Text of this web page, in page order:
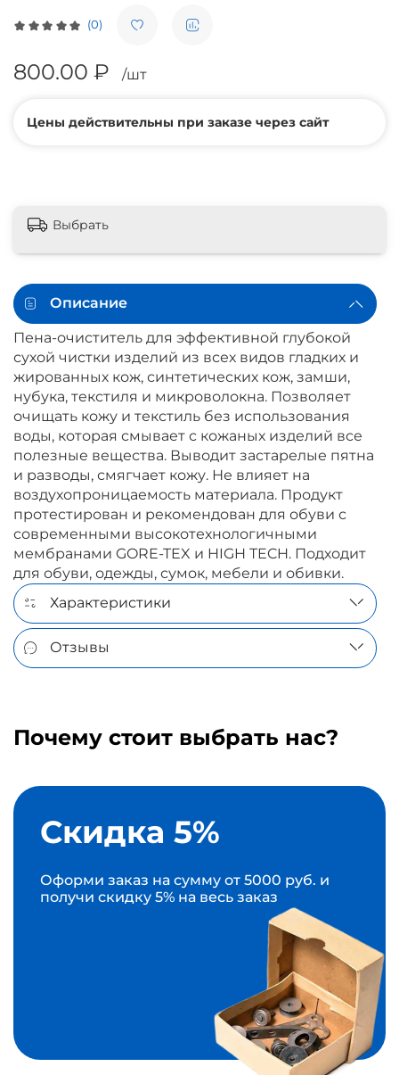
(0)
800.00 ₽ /шт
Цены действительны при заказе через сайт
Выбрать
Описание
Пена-очиститель для эффективной глубокой
сухой чистки изделий из всех видов гладких и
жированных кож, синтетических кож, замши,
нубука, текстиля и микроволокна. Позволяет
очищать кожу и текстиль без использования
воды, которая смывает с кожаных изделий все
полезные вещества. Выводит застарелые пятна
и разводы, смягчает кожу. Не влияет на
воздухопроницаемость материала. Продукт
протестирован и рекомендован для обуви с
современными высокотехнологичными
мембранами GORE-TEX и HIGH TECH. Подходит
для обуви, одежды, сумок, мебели и обивки.
Характеристики
Отзывы
Почему стоит выбрать нас?
Скидка 5%
Оформи заказ на сумму от 5000 руб. и
получи скидку 5% на весь заказ